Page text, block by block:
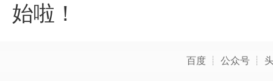
始啦！
百度 ┊ 公众号 ┊